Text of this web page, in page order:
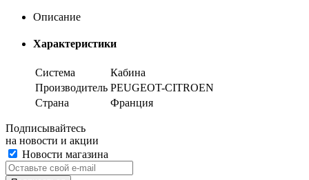
Описание
Характеристики
Система
Кабина
Производитель PEUGEOT-CITROEN
Страна
Франция
Подписывайтесь
на новости и акции
Новости магазина